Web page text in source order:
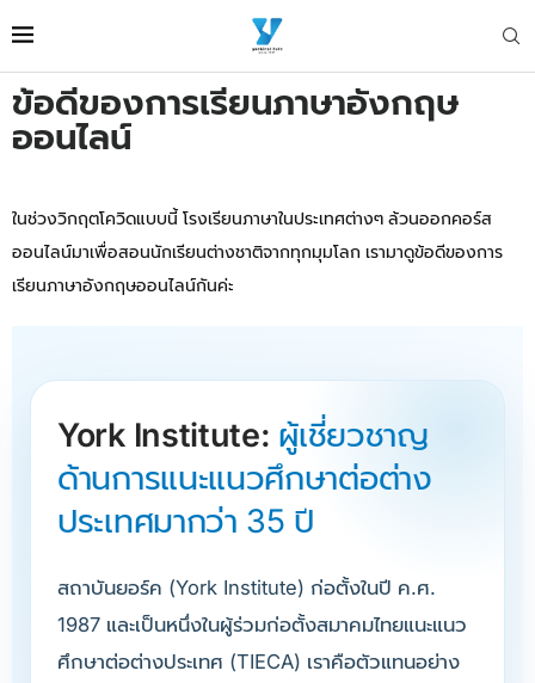
ข้อดีของการเรียนภาษาอังกฤษ
ออนไลน์
ในช่วงวิกฤตโควิดแบบนี้ โรงเรียนภาษาในประเทศต่างๆ ล้วนออกคอร์ส
ออนไลน์มาเพื่อสอนนักเรียนต่างชาติจากทุกมุมโลก เรามาดูข้อดีของการ
เรียนภาษาอังกฤษออนไลน์กันค่ะ
York Institute: ผู้เชี่ยวชาญ
ด้านการแนะแนวศึกษาต่อต่าง
ประเทศมากว่า 35 ปี
สถาบันยอร์ค (York Institute) ก่อตั้งในปี ค.ศ.
1987 และเป็นหนึ่งในผู้ร่วมก่อตั้งสมาคมไทยแนะแนว
ศึกษาต่อต่างประเทศ (TIECA) เราคือตัวแทนอย่าง